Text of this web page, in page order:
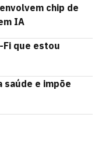
chip de
IA
Fi que estou
saúde e impõe